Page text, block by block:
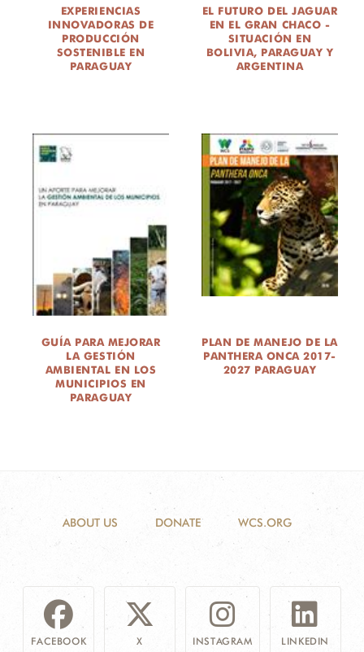
EXPERIENCIAS
INNOVADORAS DE
PRODUCCIÓN
SOSTENIBLE EN
PARAGUAY
EL FUTURO DEL JAGUAR
EN EL GRAN CHACO -
SITUACIÓN EN
BOLIVIA, PARAGUAY Y
ARGENTINA
GUÍA PARA MEJORAR
LA GESTIÓN
AMBIENTAL EN LOS
MUNICIPIOS EN
PARAGUAY
PLAN DE MANEJO DE LA
PANTHERA ONCA 2017-
2027 PARAGUAY
ABOUT US DONATE WCS.ORG
FACEBOOK X INSTAGRAM LINKEDIN